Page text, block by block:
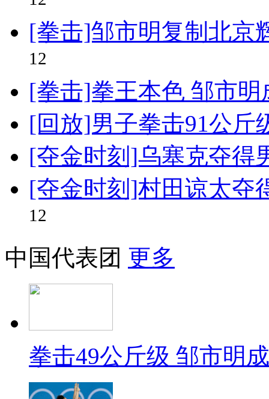
[拳击]邹市明复制北京
12
[拳击]拳王本色 邹市
[回放]男子拳击91公斤
[夺金时刻]乌塞克夺得
[夺金时刻]村田谅太夺
12
中国代表团 更多
拳击49公斤级 邹市明